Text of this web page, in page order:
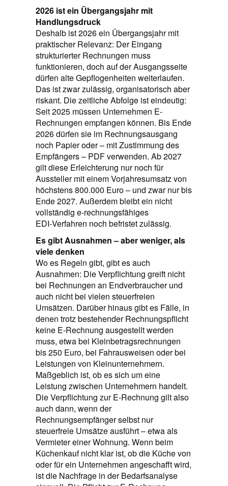
2026 ist ein Übergangsjahr mit
Handlungsdruck
Deshalb ist 2026 ein Übergangsjahr mit
praktischer Relevanz: Der Eingang
strukturierter Rechnungen muss
funktionieren, doch auf der Ausgangsseite
dürfen alte Gepflogenheiten weiterlaufen.
Das ist zwar zulässig, organisatorisch aber
riskant. Die zeitliche Abfolge ist eindeutig:
Seit 2025 müssen Unternehmen E-
Rechnungen empfangen können. Bis Ende
2026 dürfen sie im Rechnungsausgang
noch Papier oder – mit Zustimmung des
Empfängers – PDF verwenden. Ab 2027
gilt diese Erleichterung nur noch für
Aussteller mit einem Vorjahresumsatz von
höchstens 800.000 Euro – und zwar nur bis
Ende 2027. Außerdem bleibt ein nicht
vollständig e‑rechnungsfähiges
EDI‑Verfahren noch befristet zulässig.
Es gibt Ausnahmen – aber weniger, als
viele denken
Wo es Regeln gibt, gibt es auch
Ausnahmen: Die Verpflichtung greift nicht
bei Rechnungen an Endverbraucher und
auch nicht bei vielen steuerfreien
Umsätzen. Darüber hinaus gibt es Fälle, in
denen trotz bestehender Rechnungspflicht
keine E‑Rechnung ausgestellt werden
muss, etwa bei Kleinbetragsrechnungen
bis 250 Euro, bei Fahrausweisen oder bei
Leistungen von Kleinunternehmern.
Maßgeblich ist, ob es sich um eine
Leistung zwischen Unternehmern handelt.
Die Verpflichtung zur E-Rechnung gilt also
auch dann, wenn der
Rechnungsempfänger selbst nur
steuerfreie Umsätze ausführt – etwa als
Vermieter einer Wohnung. Wenn beim
Küchenkauf nicht klar ist, ob die Küche von
oder für ein Unternehmen angeschafft wird,
ist die Nachfrage in der Bedarfsanalyse